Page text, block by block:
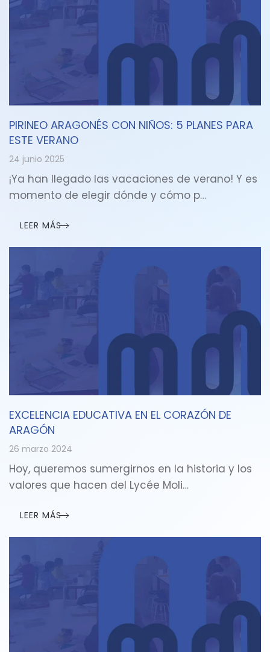
PIRINEO ARAGONÉS CON NIÑOS: 5 PLANES PARA
ESTE VERANO
24 junio 2025
¡Ya han llegado las vacaciones de verano! Y es
momento de elegir dónde y cómo p…
LEER MÁS
EXCELENCIA EDUCATIVA EN EL CORAZÓN DE
ARAGÓN
26 marzo 2024
Hoy, queremos sumergirnos en la historia y los
valores que hacen del Lycée Moli…
LEER MÁS